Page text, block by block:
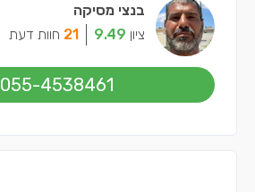
בנצי מסיקה
ציון 9.49
21 חוות דעת
055-4538461